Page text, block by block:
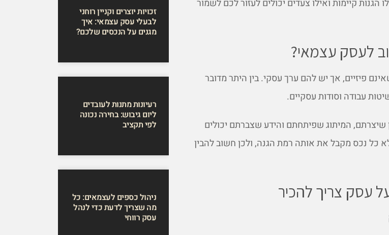
קיימות ואילו צעדים יכולים לעזור לכם לשמור
לעסק עצמאי?
פיזיים, אך יש להם ערך עסקי. בין היתר מדובר
עבודה וסודות עסקיים.
המיתוג שפיתחתם והידע שצברתם יכולים
כל נכס מקבל את אותה רמת הגנה, ולכן חשוב להבין
עסק צריך להכיר
זכויות יוצרים וקניין רוחני
לבעלי עסק עצמאי: איך
מגנים על הנכסים שלכם?
רעיונות מתנות לעובדים
ליום גיבוש: בחירה נכונה
לפי תקציב
ניהול כספים לעצמאים: כל
מה שצריך לדעת כדי לנהל
עסק רווחי